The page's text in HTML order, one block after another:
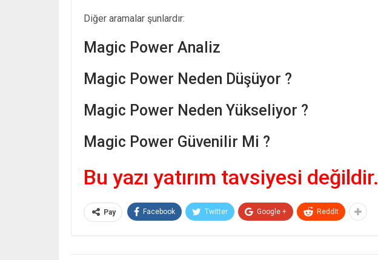
Diğer aramalar şunlardır:
Magic Power Analiz
Magic Power Neden Düşüyor ?
Magic Power Neden Yükseliyor ?
Magic Power Güvenilir Mi ?
Bu yazı yatırım tavsiyesi değildir.
Pay Facebook Twitter Google + ReddIt